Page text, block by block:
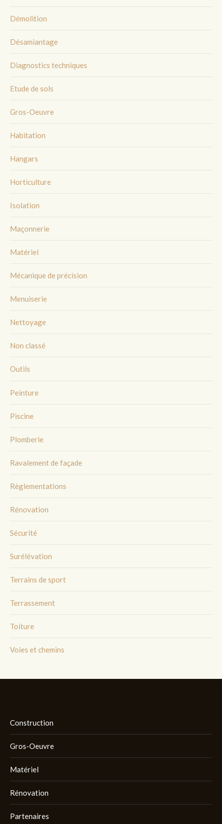
Démolition
Désamiantage
Diagnostics techniques
Etude de sols
Gros-Oeuvre
Habitation
Hangars
Horticulture
Isolation
Maçonnerie
Matériel
Mécanique de précision
Menuiserie
Nettoyage
Non classé
Outils
Peinture
Piscine
Plomberie
Ravalement de façade
Règlementations
Rénovation
Sécurité
Surélévation
Terrains de sport
Terrassement
Toiture
Voies et chemins
Construction
Gros-Oeuvre
Matériel
Rénovation
Partenaires